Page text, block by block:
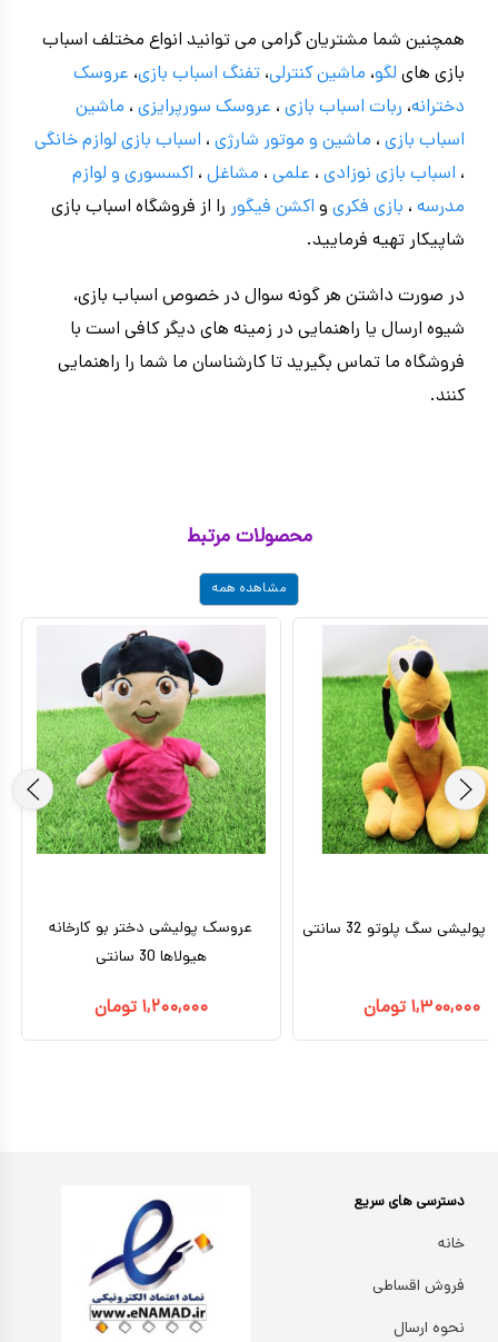
همچنین شما مشتریان گرامی می توانید انواع مختلف اسباب
بازی های لگو، ماشین کنترلی، تفنگ اسباب بازی، عروسک
دخترانه، ربات اسباب بازی ، عروسک سورپرایزی ، ماشین
اسباب بازی ، ماشین و موتور شارژی ، اسباب بازی لوازم خانگی
، اسباب بازی نوزادی ، علمی ، مشاغل ، اکسسوری و لوازم
مدرسه ، بازی فکری و اکشن فیگور را از فروشگاه اسباب بازی
شاپیکار تهیه فرمایید.
در صورت داشتن هر گونه سوال در خصوص اسباب بازی،
شیوه ارسال یا راهنمایی در زمینه های دیگر کافی است با
فروشگاه ما تماس بگیرید تا کارشناسان ما شما را راهنمایی
کنند.
محصولات مرتبط
مشاهده همه
عروسک پولیشی دختر بو کارخانه
هیولاها 30 سانتی
۱,۲۰۰,۰۰۰ تومان
سگ پلوتو 32 سانتی
۱,۳۰۰,۰۰۰ تومان
دسترسی های سریع
خانه
فروش اقساطی
نحوه ارسال